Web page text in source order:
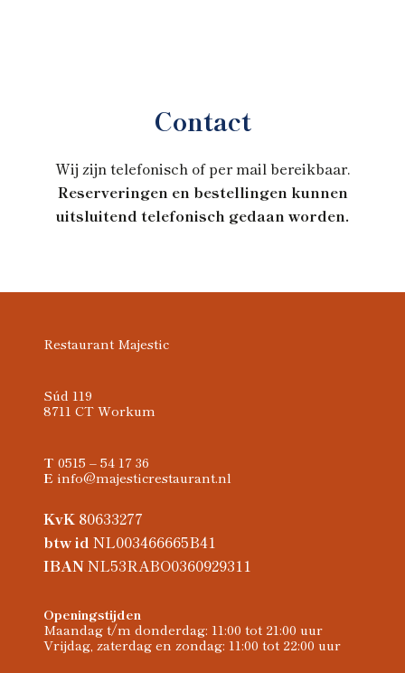
Contact
Wij zijn telefonisch of per mail bereikbaar.
Reserveringen en bestellingen kunnen
uitsluitend telefonisch gedaan worden.
Restaurant Majestic
Súd 119
8711 CT Workum
T 0515 – 54 17 36
Einfo@majesticrestaurant.nl
KvK 80633277
btw id NL003466665B41
IBANNL53RABO0360929311
Openingstijden
Maandag t/m donderdag: 11:00 tot 21:00 uur
Vrijdag, zaterdag en zondag: 11:00 tot 22:00 uur